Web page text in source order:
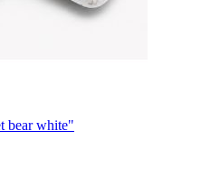
bear white"